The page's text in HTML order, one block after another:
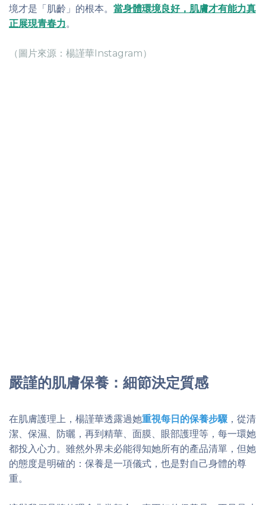
境才是「肌齡」的根本。 當身體環境良好，肌膚才有能力真
正展現青春力。
（圖片來源：楊謹華Instagram）
嚴謹的肌膚保養：細節決定質感
在肌膚護理上，楊謹華透露過她重視每日的保養步驟 ，從清
潔、保濕、防曬，再到精華、面膜、眼部護理等，每一環她
都投入心力。雖然外界未必能得知她所有的產品清單，但她
的態度是明確的：保養是一項儀式，也是對自己身體的尊
重。